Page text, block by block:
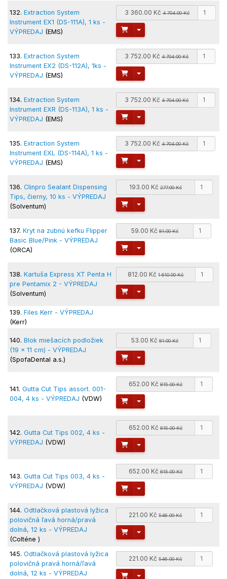
132. Extraction System
Instrument EX1 (DS-111A), 1 ks -
VÝPREDAJ (EMS)
3 360.00 Kč4 704.00 Kč
Toggle Dropdown
133. Extraction System
Instrument EX2 (DS-112A), 1ks -
VÝPREDAJ (EMS)
3 752.00 Kč4 704.00 Kč
Toggle Dropdown
134. Extraction System
Instrument EXR (DS-113A), 1 ks -
VÝPREDAJ (EMS)
3 752.00 Kč4 704.00 Kč
Toggle Dropdown
135. Extraction System
Instrument EXL (DS-114A), 1 ks -
VÝPREDAJ (EMS)
3 752.00 Kč4 704.00 Kč
Toggle Dropdown
136. Clinpro Sealant Dispensing
Tips, čierny, 10 ks - VÝPREDAJ
(Solventum)
193.00 Kč277.00 Kč
Toggle Dropdown
137. Kryt na zubnú kefku Flipper
Basic Blue/Pink - VÝPREDAJ
(ORCA)
59.00 Kč81.00 Kč
Toggle Dropdown
138. Kartuša Express XT Penta H
pre Pentamix 2 - VÝPREDAJ
(Solventum)
812.00 Kč1 610.00 Kč
Toggle Dropdown
139. Files Kerr - VÝPREDAJ
(Kerr)
140. Blok miešacích podložiek
(19 x 11 cm) - VÝPREDAJ
(SpofaDental a.s.)
53.00 Kč81.00 Kč
Toggle Dropdown
141. Gutta Cut Tips assort. 001-
004, 4 ks - VÝPREDAJ (VDW)
652.00 Kč815.00 Kč
Toggle Dropdown
142. Gutta Cut Tips 002, 4 ks -
VÝPREDAJ (VDW)
652.00 Kč815.00 Kč
Toggle Dropdown
143. Gutta Cut Tips 003, 4 ks -
VÝPREDAJ (VDW)
652.00 Kč815.00 Kč
Toggle Dropdown
144. Odtlačková plastová lyžica
polovičná ľavá horná/pravá
dolná, 12 ks - VÝPREDAJ
(Colténe )
221.00 Kč546.00 Kč
Toggle Dropdown
145. Odtlačková plastová lyžica
polovičná pravá horná/ľavá
dolná, 12 ks - VÝPREDAJ
221.00 Kč546.00 Kč
Toggle Dropdown